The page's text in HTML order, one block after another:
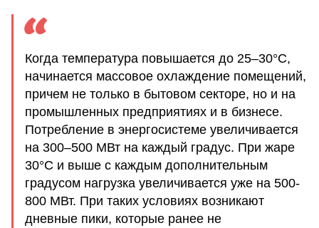
Когда температура повышается до 25–30°C,
начинается массовое охлаждение помещений,
причем не только в бытовом секторе, но и на
промышленных предприятиях и в бизнесе.
Потребление в энергосистеме увеличивается
на 300–500 МВт на каждый градус. При жаре
30°C и выше с каждым дополнительным
градусом нагрузка увеличивается уже на 500-
800 МВт. При таких условиях возникают
дневные пики, которые ранее не